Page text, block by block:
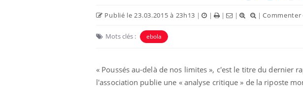
Publié le 23.03.2015 à 23h13 | | | | |Commenter
Mots clés : ebola
« Poussés au-delà de nos limites », c'est le titre du dernier
l'association publie une « analyse critique » de la riposte